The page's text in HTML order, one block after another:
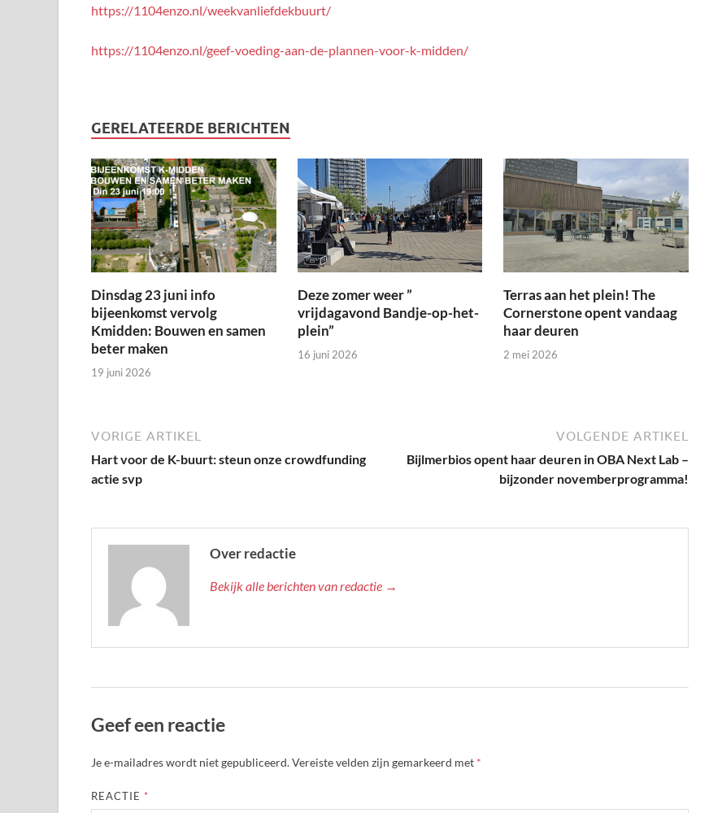
https://1104enzo.nl/weekvanliefdekbuurt/
https://1104enzo.nl/geef-voeding-aan-de-plannen-voor-k-midden/
GERELATEERDE BERICHTEN
Dinsdag 23 juni info
bijeenkomst vervolg
Kmidden: Bouwen en samen
beter maken
19 juni 2026
Deze zomer weer ”
vrijdagavond Bandje-op-het-
plein”
16 juni 2026
Terras aan het plein! The
Cornerstone opent vandaag
haar deuren
2 mei 2026
VORIGE ARTIKEL
Hart voor de K-buurt: steun onze crowdfunding
actie svp
VOLGENDE ARTIKEL
Bijlmerbios opent haar deuren in OBA Next Lab –
bijzonder novemberprogramma!
Over redactie
Bekijk alle berichten van redactie →
Geef een reactie
Je e-mailadres wordt niet gepubliceerd.Vereiste velden zijn gemarkeerd met *
REACTIE *